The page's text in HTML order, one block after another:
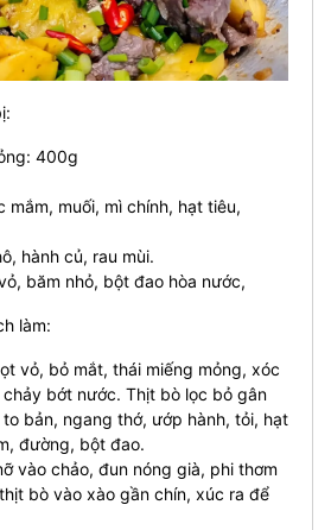
400g
mắm, muối, mì chính, hạt tiêu,
hành củ, rau mùi.
băm nhỏ, bột đao hòa nước,
làm:
vỏ, bỏ mắt, thái miếng mỏng, xóc
bớt nước. Thịt bò lọc bỏ gân
bản, ngang thớ, ướp hành, tỏi, hạt
đường, bột đao.
vào chảo, đun nóng già, phi thơm
bò vào xào gần chín, xúc ra để